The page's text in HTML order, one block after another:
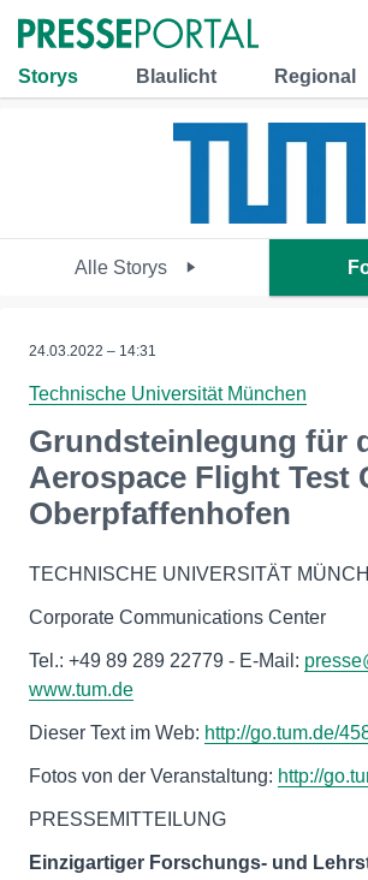
Storys Blaulicht Regional
Alle Storys
24.03.2022 – 14:31
Technische Universität München
Grundsteinlegung für
Aerospace Flight Test
Oberpfaffenhofen
TECHNISCHE UNIVERSITÄT
Corporate Communications Center
Tel.: +49 89 289 22779 - E-Mail:
www.tum.de
Dieser Text im Web: http://go.tum.de/
Fotos von der Veranstaltung: http://
PRESSEMITTEILUNG
Einzigartiger Forschungs- und